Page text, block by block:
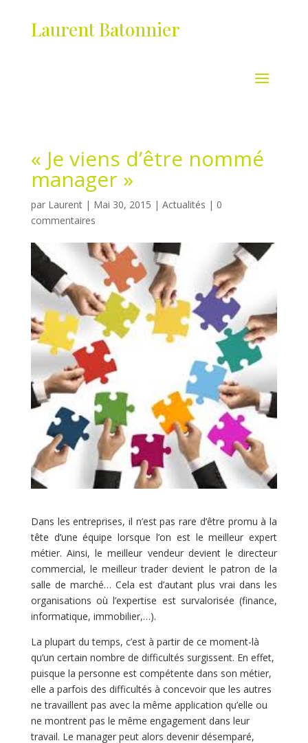
Laurent Batonnier
« Je viens d’être nommé
manager »
par Laurent| Mai 30, 2015 | Actualités | 0
commentaires
Dans les entreprises, il n’est pas rare d’être promu à la
tête d’une équipe lorsque l’on est le meilleur expert
métier. Ainsi, le meilleur vendeur devient le directeur
commercial, le meilleur trader devient le patron de la
salle de marché… Cela est d’autant plus vrai dans les
organisations où l’expertise est survalorisée (finance,
informatique, immobilier,…).
La plupart du temps, c’est à partir de ce moment-là
qu’un certain nombre de difficultés surgissent. En effet,
puisque la personne est compétente dans son métier,
elle a parfois des difficultés à concevoir que les autres
ne travaillent pas avec la même application qu’elle ou
ne montrent pas le même engagement dans leur
travail. Le manager peut alors devenir désemparé,